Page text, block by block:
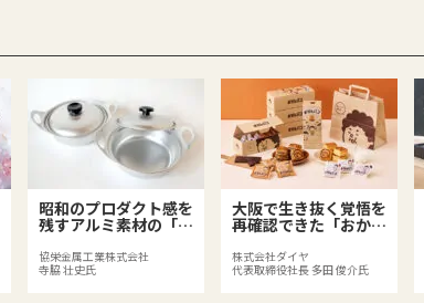
昭和のプロダクト感を
残すアルミ素材の「一
協栄金属工業株式会社
寺脇 壮史氏
大阪で生き抜く覚悟を
再確認できた「おかん
株式会社ダイヤ
代表取締役社長 多田 俊介氏